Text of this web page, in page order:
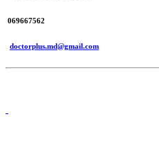
069667562
doctorplus.md@gmail.com